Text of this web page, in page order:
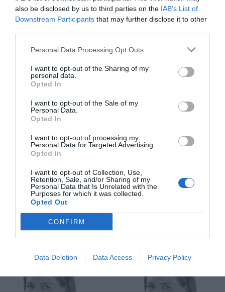
also be disclosed by us to third parties on the IAB’s List of
Downstream Participants that may further disclose it to other
Personal Data Processing Opt Outs
I want to opt-out of the Sharing of my
personal data.
Opted In
I want to opt-out of the Sale of my
Personal Data.
Opted In
I want to opt-out of processing my
Personal Data for Targeted Advertising.
Opted In
I want to opt-out of Collection, Use,
Retention, Sale, and/or Sharing of my
Personal Data that Is Unrelated with the
Purposes for which it was collected.
Opted Out
CONFIRM
Data Deletion Data Access Privacy Policy
porque me dé algo más de confianza en mí
misma. Así pues,please, join os...
de Google de forma gratuita
Mantente informado con las últimas noticias de
actualidad
RELACIONADAS